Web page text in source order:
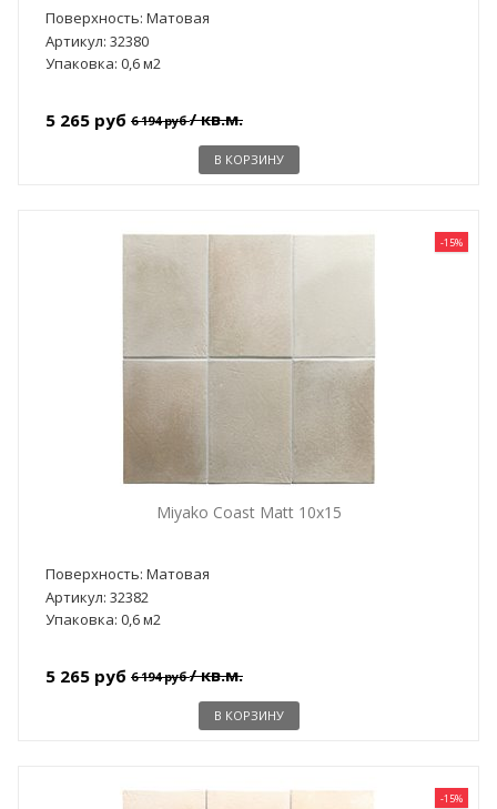
Поверхность: Матовая
Артикул: 32380
Упаковка: 0,6 м2
5 265 руб 6 194 руб/ кв.м.
В КОРЗИНУ
-15%
Miyako Coast Matt 10x15
Поверхность: Матовая
Артикул: 32382
Упаковка: 0,6 м2
5 265 руб 6 194 руб/ кв.м.
В КОРЗИНУ
-15%